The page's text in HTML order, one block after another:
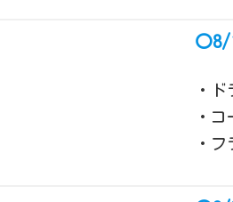
〇
・
・
・